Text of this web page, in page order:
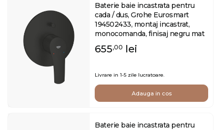
Baterie baie incastrata pentru
cada / dus, Grohe Eurosmart
194502433, montaj incastrat,
monocomanda, finisaj negru mat
655,00 lei
Livrare in 1-5 zile lucratoare.
Adauga in cos
Baterie baie incastrata pentru